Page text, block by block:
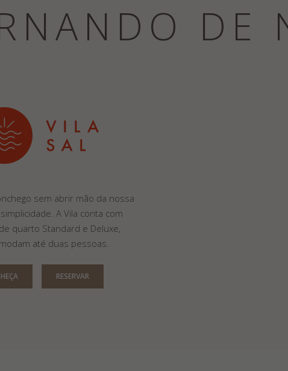
DE
sem abrir mão da nossa
A Vila conta com
quarto Standard e Deluxe,
até duas pessoas.
RESERVAR